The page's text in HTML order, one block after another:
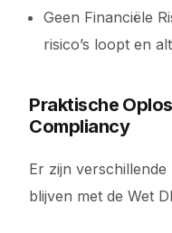
Geen Financiële
risico’s loopt en
Praktische
Compliancy
Er zijn
blijven met de Wet